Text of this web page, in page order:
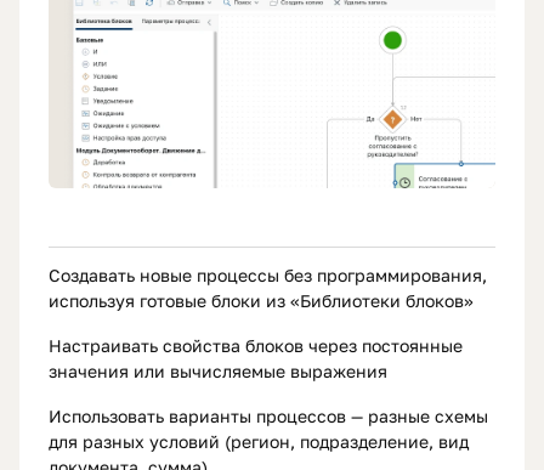
Создавать новые процессы без программирования,
используя готовые блоки из «Библиотеки блоков»
Настраивать свойства блоков через постоянные
значения или вычисляемые выражения
Использовать варианты процессов — разные схемы
для разных условий (регион, подразделение, вид